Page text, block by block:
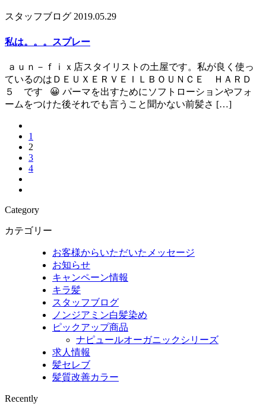
スタッフブログ 2019.05.29
私は。。。スプレー
ａｕｎ－ｆｉｘ店スタイリストの土屋です。私が良く使っ
ているのはＤＥＵＸＥＲＶＥＩＬＢＯＵＮＣＥ ＨＡＲＤ
５ です 😀 パーマを出すためにソフトローションやフォ
ームをつけた後それでも言うこと聞かない前髪さ […]
1
2
3
4
Category
カテゴリー
お客様からいただいたメッセージ
お知らせ
キャンペーン情報
キラ髪
スタッフブログ
ノンジアミン白髪染め
ピックアップ商品
ナピュールオーガニックシリーズ
求人情報
髪セレブ
髪質改善カラー
Recently